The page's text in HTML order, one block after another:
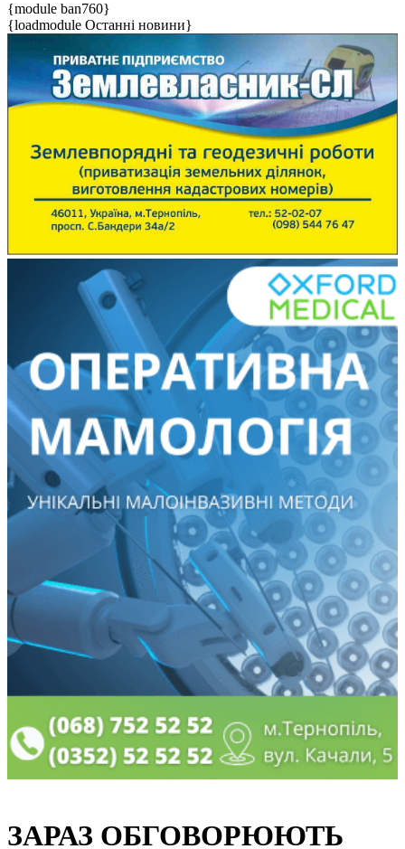
{module ban760}
{loadmodule Останні новини}
ЗАРАЗ ОБГОВОРЮЮТЬ